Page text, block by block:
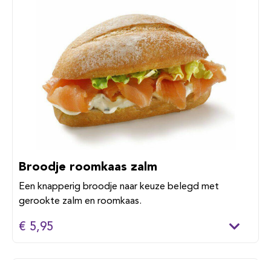
Broodje roomkaas zalm
Een knapperig broodje naar keuze belegd met
gerookte zalm en roomkaas.
€ 5,95